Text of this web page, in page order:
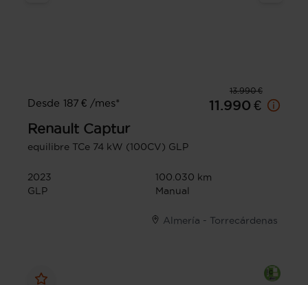
13.990 €
Desde 187 € /mes*
11.990 €
Renault Captur
equilibre TCe 74 kW (100CV) GLP
2023
100.030 km
GLP
Manual
Almería - Torrecárdenas